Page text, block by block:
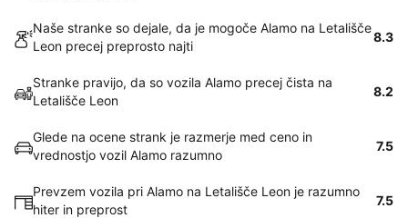
Naše stranke so dejale, da je mogoče Alamo na Letališče
Leon precej preprosto najti
8.3
Stranke pravijo, da so vozila Alamo precej čista na
Letališče Leon
8.2
Glede na ocene strank je razmerje med ceno in
vrednostjo vozil Alamo razumno
7.5
Prevzem vozila pri Alamo na Letališče Leon je razumno
hiter in preprost
7.5